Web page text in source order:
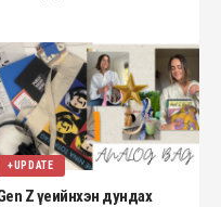
+UPDATE
Z үеийнхэн дундах